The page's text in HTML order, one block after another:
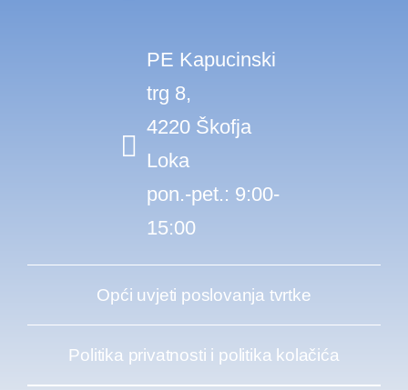
PE Kapucinski
trg 8,
4220 Škofja
Loka
pon.-pet.: 9:00-
15:00
Opći uvjeti poslovanja tvrtke
Politika privatnosti i politika kolačića